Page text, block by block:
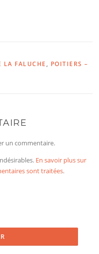
LA FALUCHE , POITIERS –
un commentaire.
En savoir plus sur
sont traitées.